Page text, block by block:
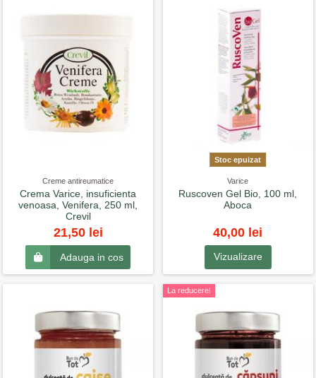
Creme antireumatice
Crema Varice, insuficienta
venoasa, Venifera, 250 ml,
Crevil
21,50 lei
Adauga in cos
Stoc epuizat
Varice
Ruscoven Gel Bio, 100 ml,
Aboca
40,00 lei
Vizualizare
La reducere!